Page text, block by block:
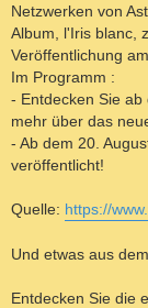
Netzwerken von
Album, l'Iris blanc,
Veröffentlichung
Im Programm :
- Entdecken Sie
mehr über das
- Ab dem 20.
veröffentlicht!
Quelle: https://
Und etwas aus
Entdecken Sie die